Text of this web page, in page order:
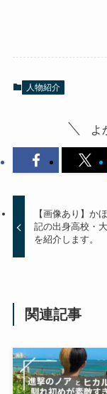
人物紹介
よ
【画像あり】か
記の出身高校・
を紹介します。
関連記事